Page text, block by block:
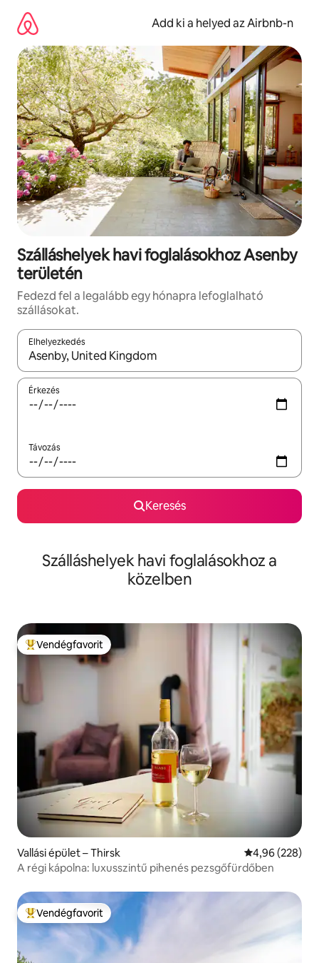
tartalomra
Add ki a helyed az Airbnb-n
Szálláshelyek havi foglalásokhoz Asenby
területén
Fedezd fel a legalább egy hónapra lefoglalható
szállásokat.
Elhelyezkedés
Az eredmények között a felfelé és a lefelé nyíllal
Érkezés
Távozás
Keresés
Szálláshelyek havi foglalásokhoz a
közelben
Kiemelt vendégfavorit
Vendégfavorit
Vallási épület – Thirsk Átlagos
4,96 (228)
A régi kápolna: luxusszintű pihenés pezsgőfürdőben
Kiemelt vendégfavorit
Vendégfavorit